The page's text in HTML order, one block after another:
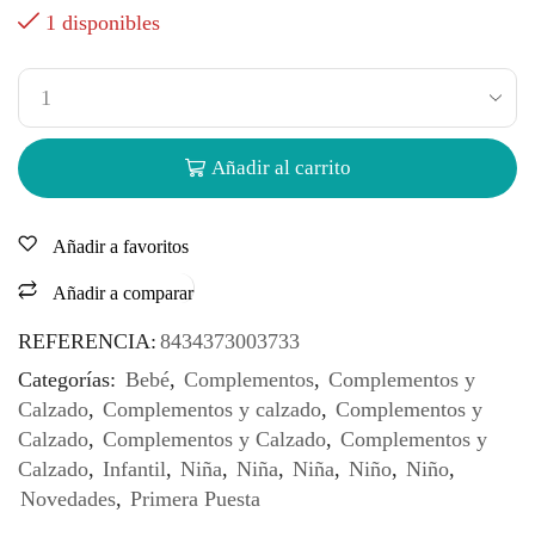
1 disponibles
Añadir al carrito
Añadir a favoritos
Añadir a comparar
REFERENCIA: 8434373003733
Categorías: Bebé, Complementos, Complementos y
Calzado, Complementos y calzado, Complementos y
Calzado, Complementos y Calzado, Complementos y
Calzado, Infantil, Niña, Niña, Niña, Niño, Niño,
Novedades, Primera Puesta